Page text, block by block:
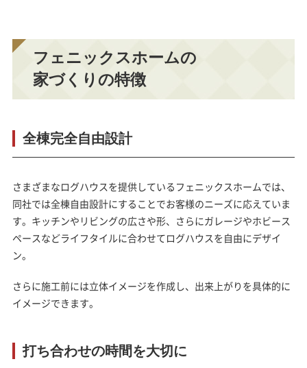
フェニックスホームの
家づくりの特徴
全棟完全自由設計
さまざまなログハウスを提供しているフェニックスホームでは、
同社では全棟自由設計にすることでお客様のニーズに応えていま
す。キッチンやリビングの広さや形、さらにガレージやホビース
ペースなどライフタイルに合わせてログハウスを自由にデザイ
ン。
さらに施工前には立体イメージを作成し、出来上がりを具体的に
イメージできます。
打ち合わせの時間を大切に